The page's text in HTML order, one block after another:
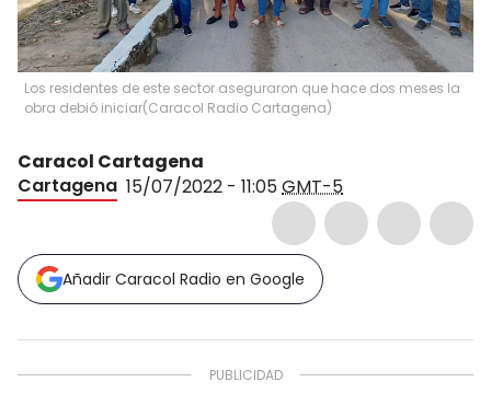
Los residentes de este sector aseguraron que hace dos meses la
obra debió iniciar(Caracol Radio Cartagena)
Caracol Cartagena
Cartagena 15/07/2022 - 11:05GMT-5
Añadir Caracol Radio en Google